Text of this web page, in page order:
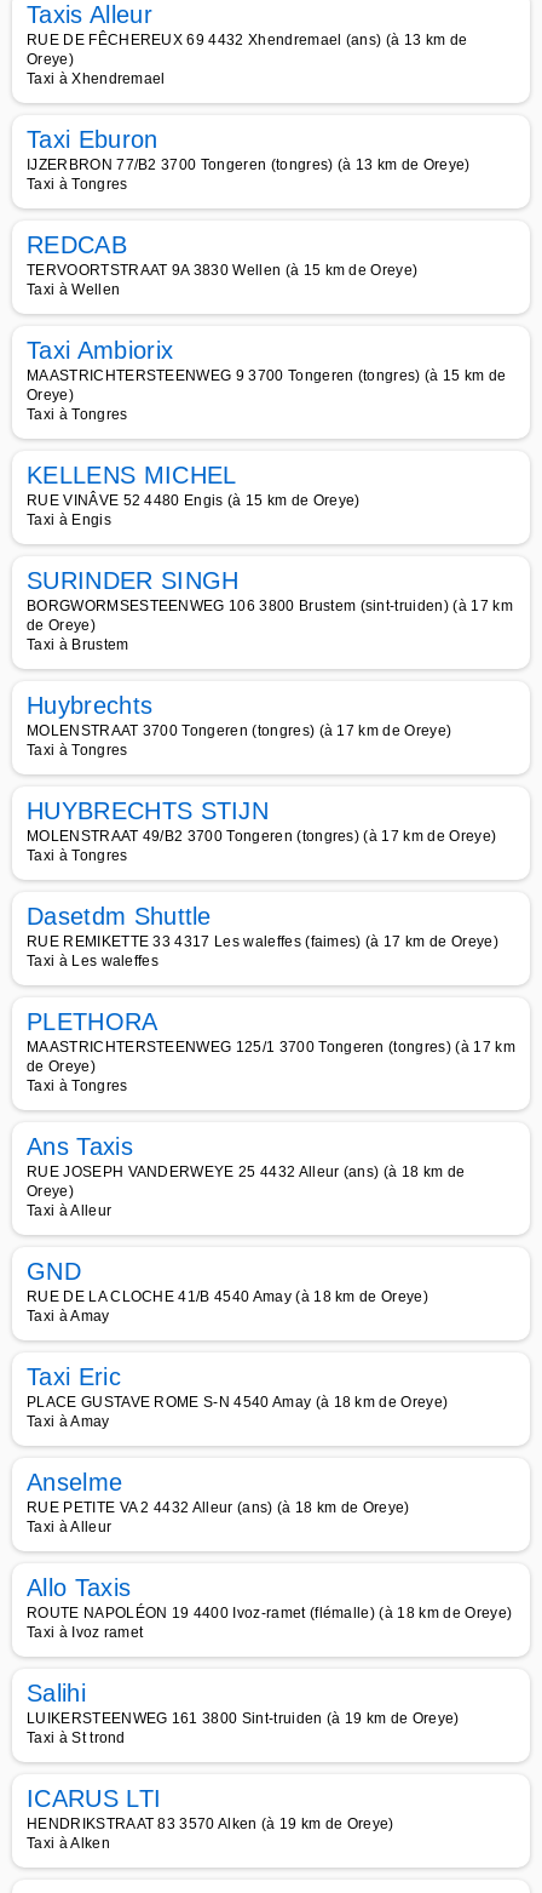
Taxis Alleur
RUE DE FÊCHEREUX 69 4432 Xhendremael (ans) (à 13 km de
Oreye)
Taxi à Xhendremael
Taxi Eburon
IJZERBRON 77/B2 3700 Tongeren (tongres) (à 13 km de Oreye)
Taxi à Tongres
REDCAB
TERVOORTSTRAAT 9A 3830 Wellen (à 15 km de Oreye)
Taxi à Wellen
Taxi Ambiorix
MAASTRICHTERSTEENWEG 9 3700 Tongeren (tongres) (à 15 km de
Oreye)
Taxi à Tongres
KELLENS MICHEL
RUE VINÂVE 52 4480 Engis (à 15 km de Oreye)
Taxi à Engis
SURINDER SINGH
BORGWORMSESTEENWEG 106 3800 Brustem (sint-truiden) (à 17 km
de Oreye)
Taxi à Brustem
Huybrechts
MOLENSTRAAT 3700 Tongeren (tongres) (à 17 km de Oreye)
Taxi à Tongres
HUYBRECHTS STIJN
MOLENSTRAAT 49/B2 3700 Tongeren (tongres) (à 17 km de Oreye)
Taxi à Tongres
Dasetdm Shuttle
RUE REMIKETTE 33 4317 Les waleffes (faimes) (à 17 km de Oreye)
Taxi à Les waleffes
PLETHORA
MAASTRICHTERSTEENWEG 125/1 3700 Tongeren (tongres) (à 17 km
de Oreye)
Taxi à Tongres
Ans Taxis
RUE JOSEPH VANDERWEYE 25 4432 Alleur (ans) (à 18 km de
Oreye)
Taxi à Alleur
GND
RUE DE LA CLOCHE 41/B 4540 Amay (à 18 km de Oreye)
Taxi à Amay
Taxi Eric
PLACE GUSTAVE ROME S-N 4540 Amay (à 18 km de Oreye)
Taxi à Amay
Anselme
RUE PETITE VA 2 4432 Alleur (ans) (à 18 km de Oreye)
Taxi à Alleur
Allo Taxis
ROUTE NAPOLÉON 19 4400 Ivoz-ramet (flémalle) (à 18 km de Oreye)
Taxi à Ivoz ramet
Salihi
LUIKERSTEENWEG 161 3800 Sint-truiden (à 19 km de Oreye)
Taxi à St trond
ICARUS LTI
HENDRIKSTRAAT 83 3570 Alken (à 19 km de Oreye)
Taxi à Alken